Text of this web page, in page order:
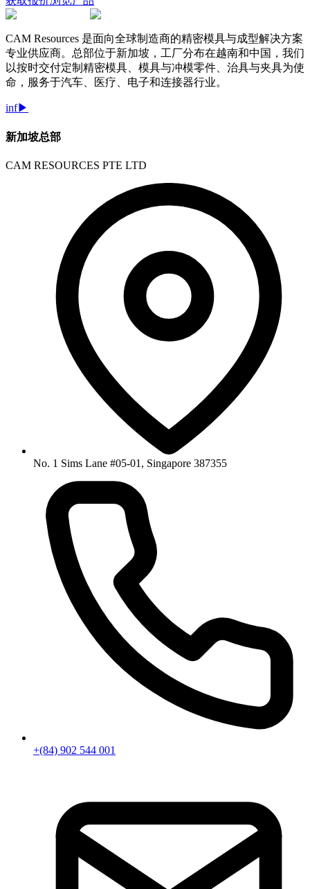
CAM Resources 是面向全球制造商的精密模具与成型解决方案
专业供应商。总部位于新加坡，工厂分布在越南和中国，我们
以按时交付定制精密模具、模具与冲模零件、治具与夹具为使
命，服务于汽车、医疗、电子和连接器行业。
inf▶
新加坡总部
CAM RESOURCES PTE LTD
No. 1 Sims Lane #05-01, Singapore 387355
+(84) 902 544 001